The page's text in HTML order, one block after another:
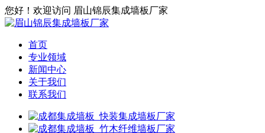
您好！欢迎访问 眉山锦辰集成墙板厂家
首页
专业领域
新闻中心
关于我们
联系我们